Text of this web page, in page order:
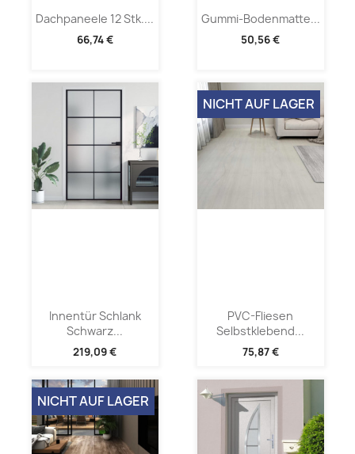
Dachpaneele 12 Stk....
66,74 €
Gummi-Bodenmatte...
50,56 €
Innentür Schlank
Schwarz...
219,09 €
PVC-Fliesen
Selbstklebend...
75,87 €
NICHT AUF LAGER
NICHT AUF LAGER